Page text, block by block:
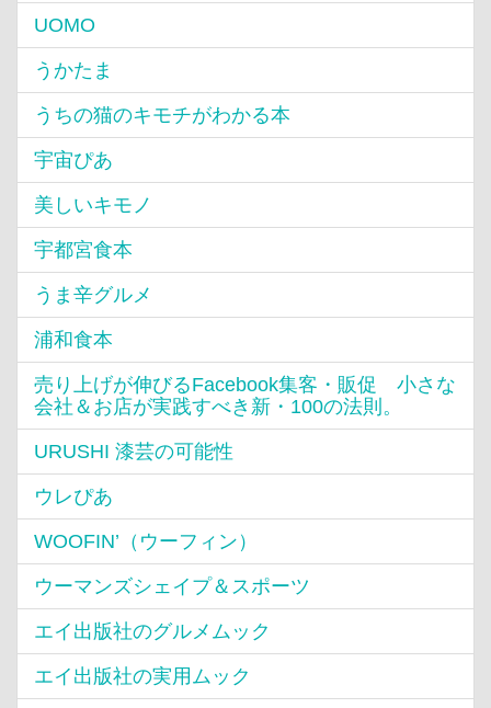
UOMO
うかたま
うちの猫のキモチがわかる本
宇宙ぴあ
美しいキモノ
宇都宮食本
うま辛グルメ
浦和食本
売り上げが伸びるFacebook集客・販促 小さな
会社＆お店が実践すべき新・100の法則。
URUSHI 漆芸の可能性
ウレぴあ
WOOFIN’（ウーフィン）
ウーマンズシェイプ＆スポーツ
エイ出版社のグルメムック
エイ出版社の実用ムック